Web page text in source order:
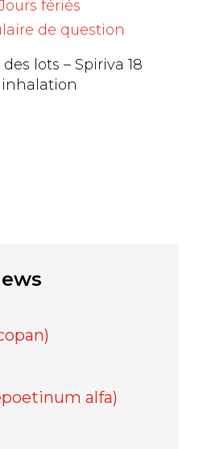
fériés
de question
livraison du produit.
lots – Spiriva 18
alfa)